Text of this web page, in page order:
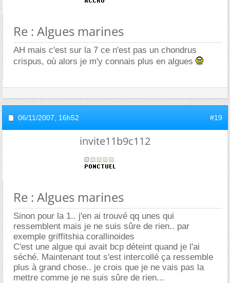
Re : Algues marines
AH mais c'est sur la 7 ce n'est pas un chondrus
crispus, où alors je m'y connais plus en algues
06/11/2007, 16h52 #19
invite11b9c112
Re : Algues marines
Sinon pour la 1.. j'en ai trouvé qq unes qui
ressemblent mais je ne suis sûre de rien.. par
exemple griffitshia corallinoides
C'est une algue qui avait bcp déteint quand je l'ai
séché. Maintenant tout s'est intercollé ça ressemble
plus à grand chose.. je crois que je ne vais pas la
mettre comme je ne suis sûre de rien...